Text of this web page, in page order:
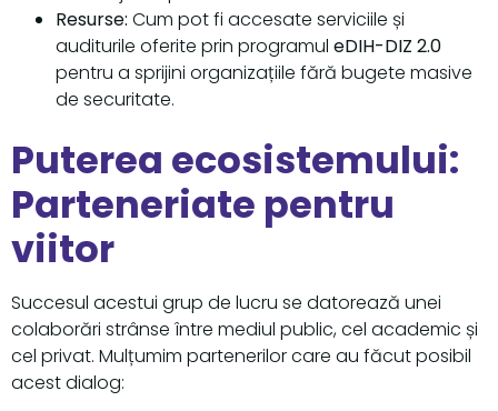
Resurse: Cum pot fi accesate serviciile și
auditurile oferite prin programul eDIH-DIZ 2.0
pentru a sprijini organizațiile fără bugete masive
de securitate.
Puterea ecosistemului:
Parteneriate pentru
viitor
Succesul acestui grup de lucru se datorează unei
colaborări strânse între mediul public, cel academic și
cel privat. Mulțumim partenerilor care au făcut posibil
acest dialog: